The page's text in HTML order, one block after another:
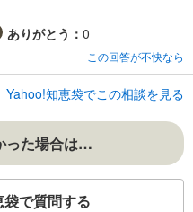
ありがとう： 0
この回答が不快なら
Yahoo!知恵袋でこの相談を見る
った場合は…
で質問する